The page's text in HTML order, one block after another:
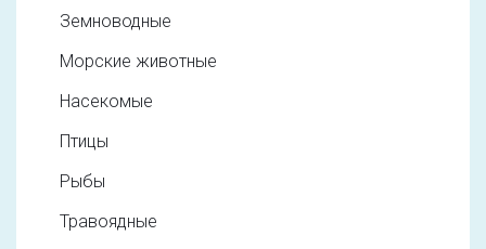
Земноводные
Морские животные
Насекомые
Птицы
Рыбы
Травоядные